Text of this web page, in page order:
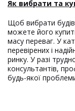
Як вибрати та
Щоб вибрати
можете його
масу переваг. У
перевірених і
ринку. У разі
консультантів,
будь-якої